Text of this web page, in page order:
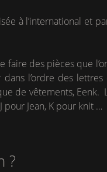
à l’international et
faire des pièces que
l’ordre des lettres
de vêtements, Eenk.
pour Jean, K pour knit …
?